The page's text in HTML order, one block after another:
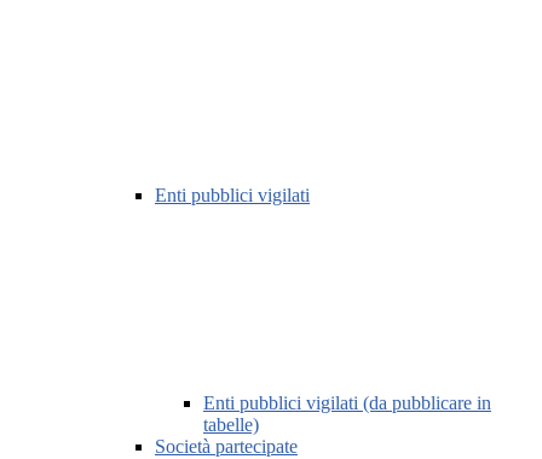
Enti pubblici vigilati
Enti pubblici vigilati (da pubblicare in
tabelle)
Società partecipate